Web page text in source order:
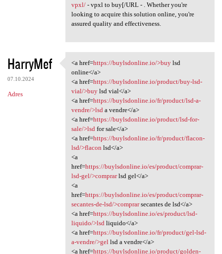
vpxl/- vpxl to buy[/URL - . Whether you're
looking to acquire this solution online, you're
assured quality and effectiveness.
HarryMef
07.10.2024
Adres
<a href=https://buylsdonline
<a href=https://buylsdonline.io/>buylsd
online</a>
<a href=https://buylsdonline.io/product/buy-lsd-
vial/>buylsd vial</a>
<a href=https://buylsdonline.io/fr/product/lsd-a-
vendre/>lsd a vendre</a>
<a href=https://buylsdonline.io/product/lsd-for-
sale/>lsd for sale</a>
<a href=https://buylsdonline.io/fr/product/flacon-
lsd/>flacon lsd</a>
<a
href=https://buylsdonline.io/es/product/comprar-
lsd-gel/>comprarlsd gel</a>
<a
href=https://buylsdonline.io/es/product/comprar-
secantes-de-lsd/>comprarsecantes de lsd</a>
<a href=https://buylsdonline.io/es/product/lsd-
liquido/>lsd liquido</a>
<a href=https://buylsdonline.io/fr/product/gel-lsd-
a-vendre/>gel lsd a vendre</a>
<a href=https://buylsdonline.io/product/golden-